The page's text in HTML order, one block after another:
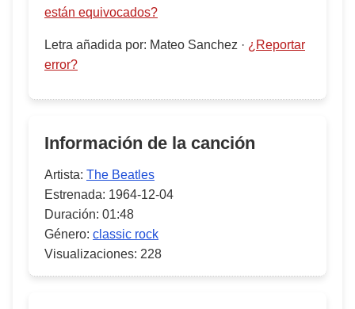
están equivocados?
Letra añadida por: Mateo Sanchez · ¿Reportar
error?
Información de la canción
Artista: The Beatles
Estrenada: 1964-12-04
Duración: 01:48
Género: classic rock
Visualizaciones: 228